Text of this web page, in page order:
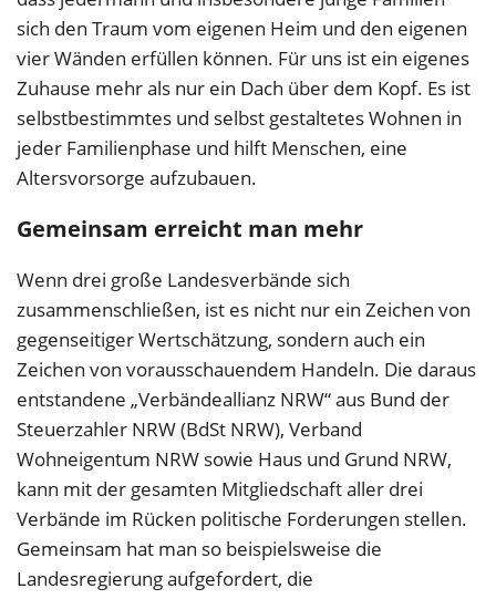
sich den Traum vom eigenen Heim und den eigenen
vier Wänden erfüllen können. Für uns ist ein eigenes
Zuhause mehr als nur ein Dach über dem Kopf. Es ist
selbstbestimmtes und selbst gestaltetes Wohnen in
jeder Familienphase und hilft Menschen, eine
Altersvorsorge aufzubauen.
Gemeinsam erreicht man mehr
Wenn drei große Landesverbände sich
zusammenschließen, ist es nicht nur ein Zeichen von
gegenseitiger Wertschätzung, sondern auch ein
Zeichen von vorausschauendem Handeln. Die daraus
entstandene „Verbändeallianz NRW“ aus Bund der
Steuerzahler NRW (BdSt NRW), Verband
Wohneigentum NRW sowie Haus und Grund NRW,
kann mit der gesamten Mitgliedschaft aller drei
Verbände im Rücken politische Forderungen stellen.
Gemeinsam hat man so beispielsweise die
Landesregierung aufgefordert, die